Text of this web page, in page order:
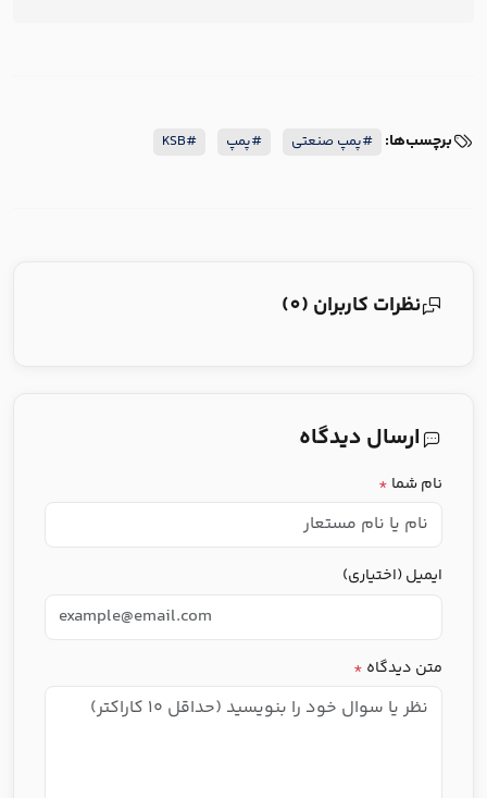
برچسب‌ها: #پمپ صنعتی #پمپ #KSB
نظرات کاربران (0)
ارسال دیدگاه
نام شما *
ایمیل (اختیاری)
متن دیدگاه *